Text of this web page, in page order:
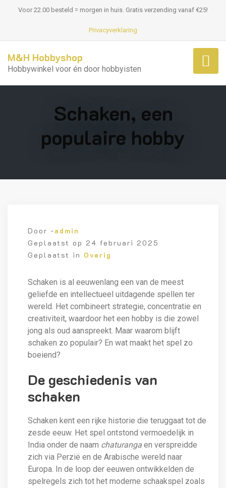
Voor 22.00 besteld = morgen in huis. Gratis verzending vanaf €25!
Privacyverklaring
M&H Hobbyshop
Hobbywinkel voor én door hobbyisten
Schaken, een
populaire hobby
Door -admin
Geplaatst op 24 februari 2025
Geplaatst in Overig
Schaken is al eeuwenlang een van de meest
geliefde en intellectueel uitdagende spellen ter
wereld. Het combineert strategie, concentratie en
creativiteit, waardoor het een hobby is die zowel
jong als oud aanspreekt. Maar waarom blijft
schaken zo populair? En wat maakt het spel zo
boeiend?
De geschiedenis van
schaken
Schaken kent een rijke historie die teruggaat tot de
zesde eeuw. Het spel ontstond vermoedelijk in
India onder de naam chaturanga en verspreidde
zich via Perzië en de Arabische wereld naar
Europa. In de loop der eeuwen ontwikkelden de
spelregels zich tot het moderne schaakspel zoals